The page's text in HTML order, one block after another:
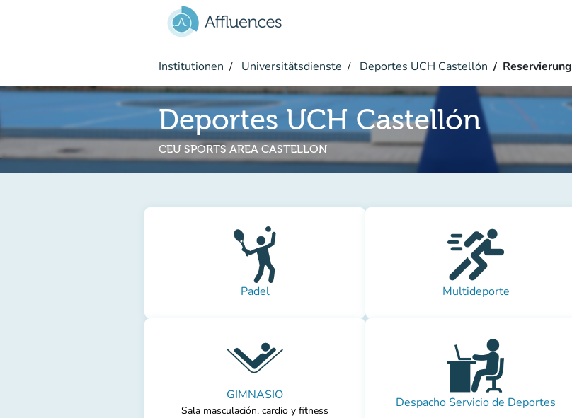
Institutionen Universitätsdienste Deportes UCH Castellón Reservierung
Deportes UCH Castellón
CEU SPORTS AREA CASTELLON
Padel Multideporte
GIMNASIO
Sala masculación, cardio y fitness
Despacho Servicio de Deportes